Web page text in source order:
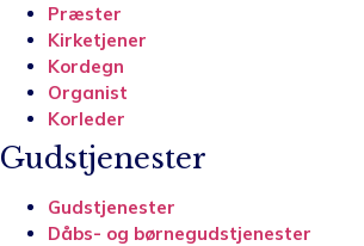
Præster
Kirketjener
Kordegn
Organist
Korleder
Gudstjenester
Gudstjenester
Dåbs- og børnegudstjenester